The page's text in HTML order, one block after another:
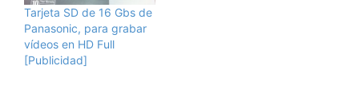
Tarjeta SD de 16 Gbs de
Panasonic, para grabar
vídeos en HD Full
[Publicidad]